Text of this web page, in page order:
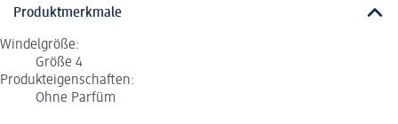
Produktmerkmale
Windelgröße:
Größe 4
Produkteigenschaften:
Ohne Parfüm